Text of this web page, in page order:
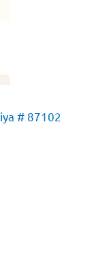
# 87102